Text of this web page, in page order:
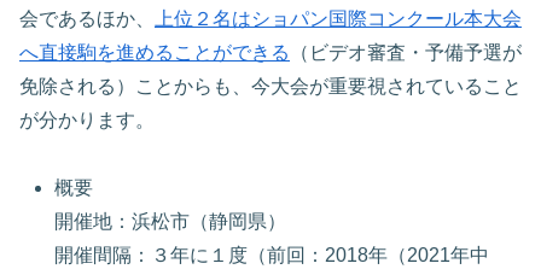
会であるほか、
上位２名はショパン国際コンクール本大会
へ直接駒を進めることができる
（ビデオ審査・予備予選が
免除される）ことからも、今大会が重要視されていること
が分かります。
概要
開催地：浜松市（静岡県）
開催間隔：３年に１度（前回：2018年（2021年中